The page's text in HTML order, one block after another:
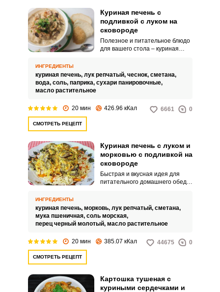
Куриная печень с
подливкой с луком на
сковороде
Полезное и питательное блюдо
для вашего стола – куриная
нежным и мягким.
ИНГРЕДИЕНТЫ
куриная печень, лук репчатый, чеснок, сметана,
вода, соль, паприка, сухари панировочные,
масло растительное
20 мин 426.96 кКал 6661 0
СМОТРЕТЬ РЕЦЕПТ
Куриная печень с луком и
морковью с подливкой на
сковороде
Быстрая и вкусная идея для
питательного домашнего обеда
порадует простым
приготовлением, его можно
дополнить любым гарниром по
ИНГРЕДИЕНТЫ
куриная печень, морковь, лук репчатый, сметана,
мука пшеничная, соль морская,
перец черный молотый, масло растительное
20 мин 385.07 кКал 44675 0
СМОТРЕТЬ РЕЦЕПТ
Картошка тушеная с
куриными сердечками и